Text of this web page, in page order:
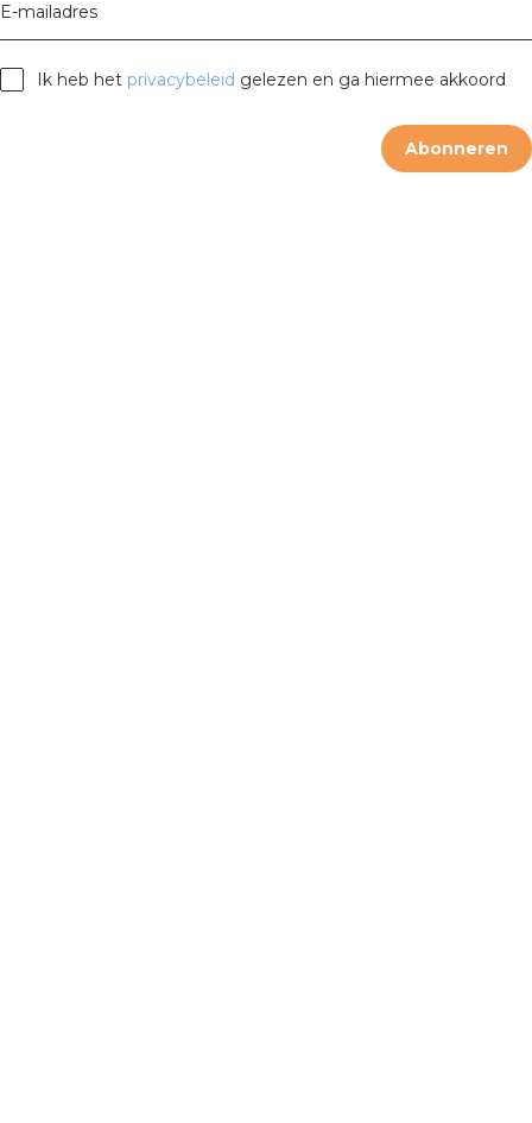
E-mailadres
Ik heb het privacybeleid gelezen en ga hiermee akkoord
Abonneren